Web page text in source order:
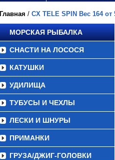
Главная / CX TELE SPIN Вес 164 от
МОРСКАЯ РЫБАЛКА
СНАСТИ НА ЛОСОСЯ
КАТУШКИ
УДИЛИЩА
ТУБУСЫ И ЧЕХЛЫ
ЛЕСКИ И ШНУРЫ
ПРИМАНКИ
ГРУЗА/ДЖИГ-ГОЛОВКИ